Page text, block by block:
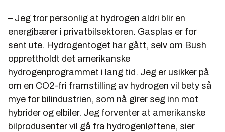
– Jeg tror personlig at hydrogen aldri blir en
energibærer i privatbilsektoren. Gasplas er for
sent ute. Hydrogentoget har gått, selv om Bush
opprettholdt det amerikanske
hydrogenprogrammet i lang tid. Jeg er usikker på
om en CO2-fri framstilling av hydrogen vil bety så
mye for bilindustrien, som nå girer seg inn mot
hybrider og elbiler. Jeg forventer at amerikanske
bilprodusenter vil gå fra hydrogenløftene, sier